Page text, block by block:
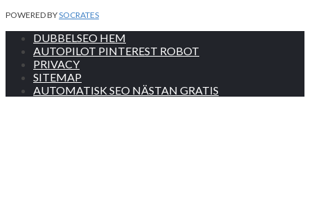
POWERED BYSOCRATES
DUBBELSEO HEM
AUTOPILOT PINTEREST ROBOT
PRIVACY
SITEMAP
AUTOMATISK SEO NÄSTAN GRATIS